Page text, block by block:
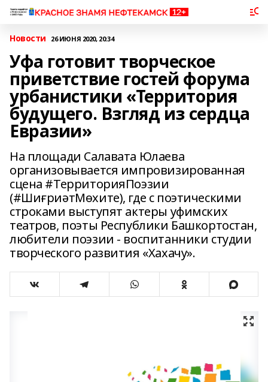
Новости 26 ИЮНЯ 2020, 20:34
Уфа готовит творческое
приветствие гостей форума
урбанистики «Территория
будущего. Взгляд из сердца
Евразии»
На площади Салавата Юлаева
организовывается импровизированная
сцена #ТерриторияПоэзии
(#ШиғриәтМөхите), где с поэтическими
строками выступят актеры уфимских
театров, поэты Республики Башкортостан,
любители поэзии - воспитанники студии
творческого развития «Хахачу».